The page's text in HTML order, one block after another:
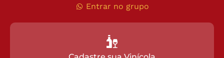
Entrar no grupo